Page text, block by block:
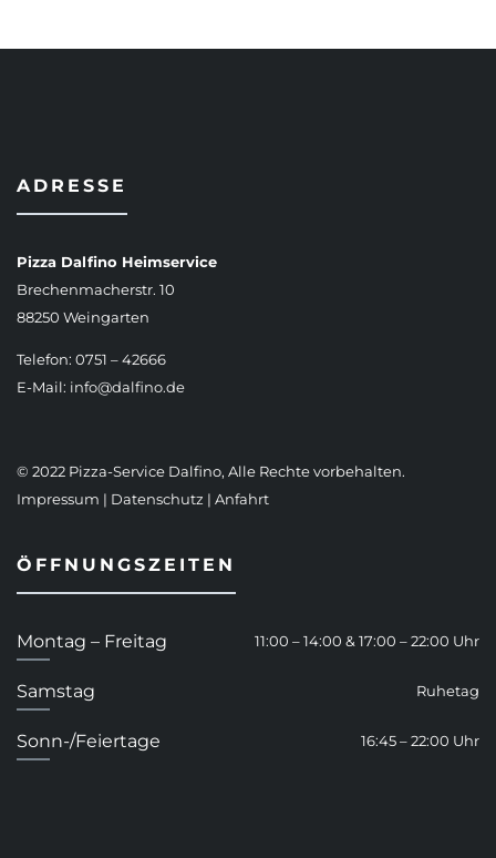
ADRESSE
Pizza Dalfino Heimservice
Brechenmacherstr. 10
88250 Weingarten
Telefon: 0751 – 42666
E-Mail: info@dalfino.de
© 2022 Pizza-Service Dalfino, Alle Rechte vorbehalten.
Impressum | Datenschutz | Anfahrt
ÖFFNUNGSZEITEN
Montag – Freitag 11:00 – 14:00 & 17:00 – 22:00 Uhr
Samstag Ruhetag
Sonn-/Feiertage 16:45 – 22:00 Uhr